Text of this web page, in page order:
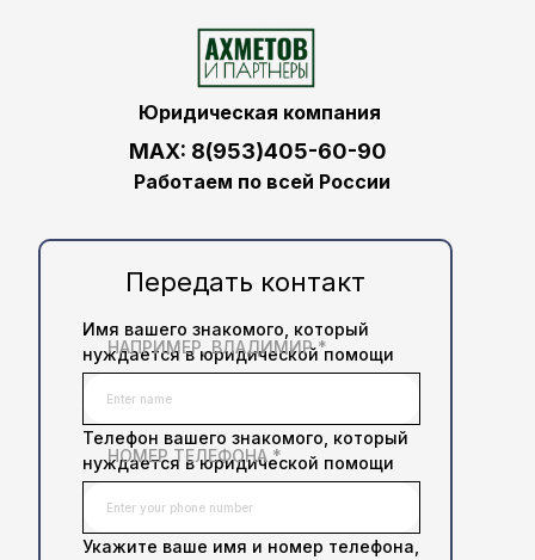
Юридическая компания
Работаем по всей России
MAX: 8(953)405-60-90
Передать контакт
НАПРИМЕР, ВЛАДИМИР *
Имя вашего знакомого, который
нуждается в юридической помощи
НОМЕР ТЕЛЕФОНА *
Телефон вашего знакомого, который
нуждается в юридической помощи
Укажите ваше имя и номер телефона,